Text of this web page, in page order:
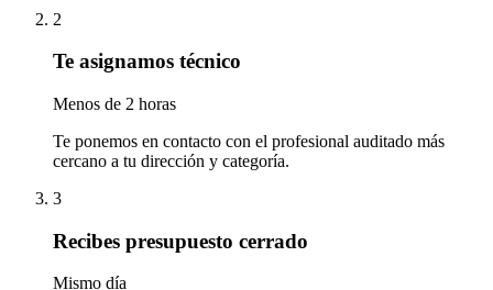
2
Te asignamos técnico
Menos de 2 horas
Te ponemos en contacto con el profesional auditado más
cercano a tu dirección y categoría.
3
Recibes presupuesto cerrado
Mismo día